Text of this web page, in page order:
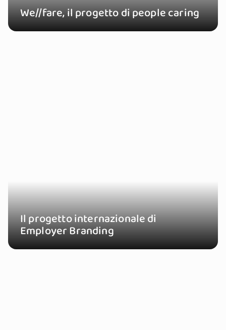
We//fare, il progetto di people caring
Il progetto internazionale di
Employer Branding